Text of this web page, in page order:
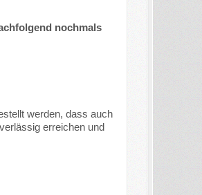
nochmals
werden, dass auch
erreichen und